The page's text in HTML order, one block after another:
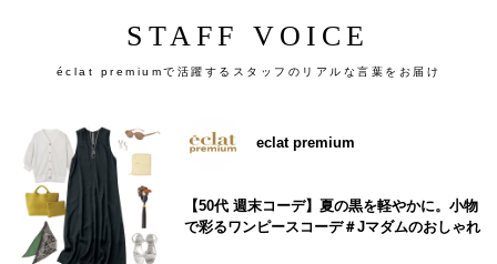
STAFF VOICE
éclat premiumで活躍するスタッフのリアルな言葉をお届け
eclat premium
【50代 週末コーデ】夏の黒を軽やかに。小物
で彩るワンピースコーデ＃Jマダムのおしゃれ